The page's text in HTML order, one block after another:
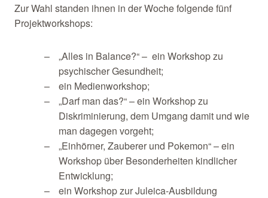
Zur Wahl standen ihnen in der Woche folgende fünf
Projektworkshops:
„Alles in Balance?“ – ein Workshop zu
psychischer Gesundheit;
ein Medienworkshop;
„Darf man das?“ – ein Workshop zu
Diskriminierung, dem Umgang damit und wie
man dagegen vorgeht;
„Einhörner, Zauberer und Pokemon“ – ein
Workshop über Besonderheiten kindlicher
Entwicklung;
ein Workshop zur Juleica-Ausbildung